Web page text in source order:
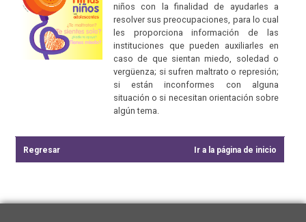
niños con la finalidad de ayudarles a
resolver sus preocupaciones, para lo cual
les proporciona información de las
instituciones que pueden auxiliarles en
caso de que sientan miedo, soledad o
vergüenza; si sufren maltrato o represión;
si están inconformes con alguna
situación o si necesitan orientación sobre
algún tema.
Regresar Ir a la página de inicio